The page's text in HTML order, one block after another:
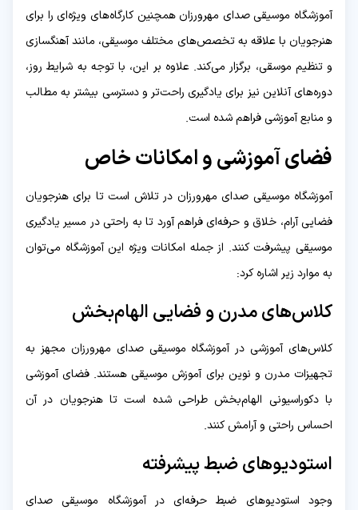
آموزشگاه موسیقی صدای مهرورزان همچنین کارگاه‌های ویژه‌ای را برای
هنرجویان با علاقه به تخصص‌های مختلف موسیقی، مانند آهنگسازی
و تنظیم موسقی، برگزار می‌کند. علاوه بر این، با توجه به شرایط روز،
دوره‌های آنلاین نیز برای یادگیری راحت‌تر و دسترسی بیشتر به مطالب
و منابع آموزشی فراهم شده است.
فضای آموزشی و امکانات خاص
آموزشگاه موسیقی صدای مهرورزان در تلاش است تا برای هنرجویان
فضایی آرام، خلاق و حرفه‌ای فراهم آورد تا به راحتی در مسیر یادگیری
موسیقی پیشرفت کنند. از جمله امکانات ویژه این آموزشگاه می‌توان
به موارد زیر اشاره کرد:
کلاس‌های مدرن و فضایی الهام‌بخش
کلاس‌های آموزشی در آموزشگاه موسیقی صدای مهرورزان مجهز به
تجهیزات مدرن و نوین برای آموزش موسیقی هستند. فضای آموزشی
با دکوراسیونی الهام‌بخش طراحی شده است تا هنرجویان در آن
احساس راحتی و آرامش کنند.
استودیوهای ضبط پیشرفته
وجود استودیوهای ضبط حرفه‌ای در آموزشگاه موسیقی صدای